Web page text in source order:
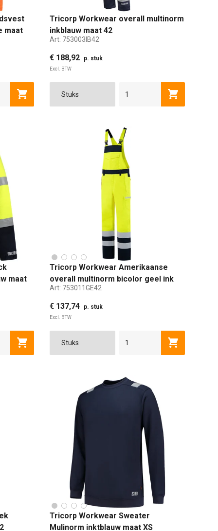
maat
Toevoegen aan winkelwagen
Tricorp Workwear overall multinorm
inkblauw maat 42
Art: 753003IB42
€ 188,92 p. stuk
Excl. BTW
42 46 50
Toevoegen
64
maat
XL 2XL
Toevoegen aan winkelwagen
Tricorp Workwear Amerikaanse
overall multinorm bicolor geel ink
maat 42
Art: 753011GE42
€ 137,74 p. stuk
Excl. BTW
42 46 50
Toevoegen
Tricorp Workwear Sweater
Mulinorm inktblauw maat XS